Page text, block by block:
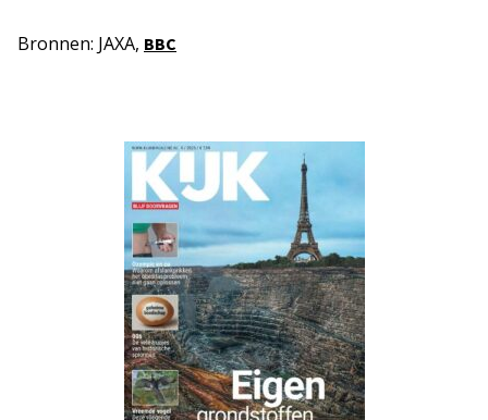
Bronnen: JAXA, BBC